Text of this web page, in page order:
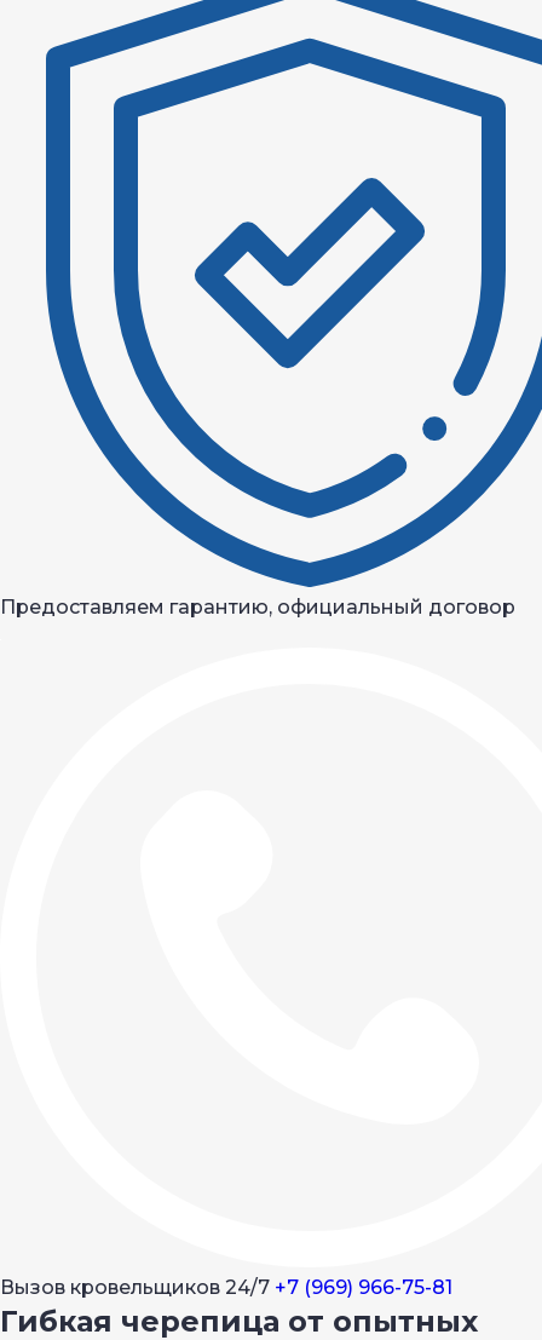
Предоставляем гарантию, официальный договор
Вызов кровельщиков 24/7 +7 (969) 966-75-81
Гибкая черепица от опытных